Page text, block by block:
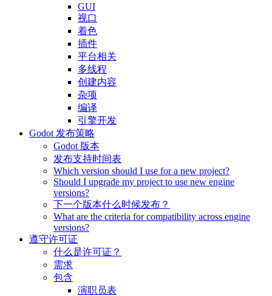
GUI
视口
着色
插件
平台相关
多线程
创建内容
杂项
编译
引擎开发
Godot 发布策略
Godot 版本
发布支持时间表
Which version should I use for a new project?
Should I upgrade my project to use new engine
versions?
下一个版本什么时候发布？
What are the criteria for compatibility across engine
versions?
遵守许可证
什么是许可证？
需求
包含
演职员表